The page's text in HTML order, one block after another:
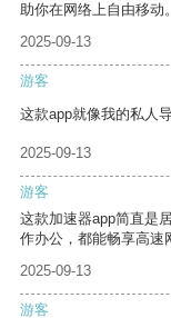
助你在网络上自由移动。
2025-09-13
游客
这款app就像我的私人
2025-09-13
游客
这款加速器app简直是
作办公，都能畅享高速
2025-09-13
游客